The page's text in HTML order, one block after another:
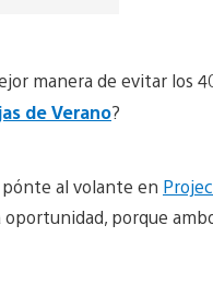
manera de evitar los
de Verano?
al volante en
porque